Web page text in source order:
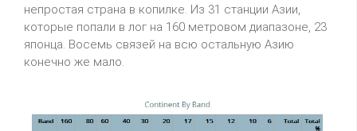
непростая страна в копилке. Из 31 станции Азии,
которые попали в лог на 160 метровом диапазоне, 23
японца. Восемь связей на всю остальную Азию
конечно же мало.